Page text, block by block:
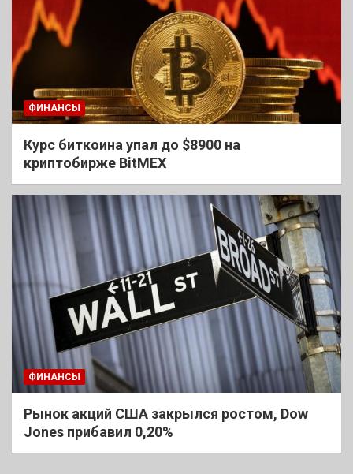
ФИНАНСЫ
Курс биткоина упал до $8900 на
криптобирже BitMEX
ФИНАНСЫ
Рынок акций США закрылся ростом, Dow
Jones прибавил 0,20%